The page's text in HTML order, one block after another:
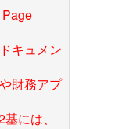
キュメン
財務アプ
には、